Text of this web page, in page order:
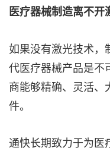
医疗器械制造离不开
如果没有激光技术，
代医疗器械产品是不
商能够精确、灵活、
件。
通快长期致力于为医